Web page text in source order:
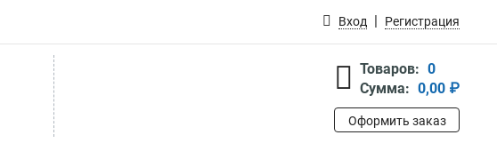
Вход Регистрация
Товаров: 0
Сумма: 0,00 ₽
Оформить заказ